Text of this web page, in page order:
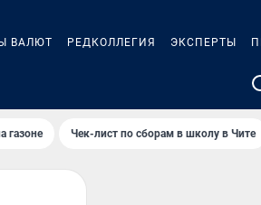
ВАЛЮТ РЕДКОЛЛЕГИЯ ЭКСПЕРТЫ
газоне Чек-лист по сборам в школу в Чите